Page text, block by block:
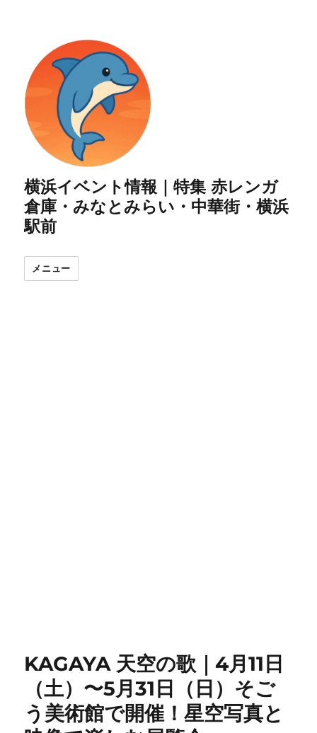
横浜イベント情報｜特集 赤レンガ
倉庫・みなとみらい・中華街・横浜
駅前
メニュー
KAGAYA 天空の歌｜4月11日
（土）〜5月31日（日）そご
う美術館で開催！星空写真と